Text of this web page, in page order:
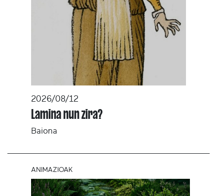
2026/08/12
Lamina nun zira?
Baiona
ANIMAZIOAK